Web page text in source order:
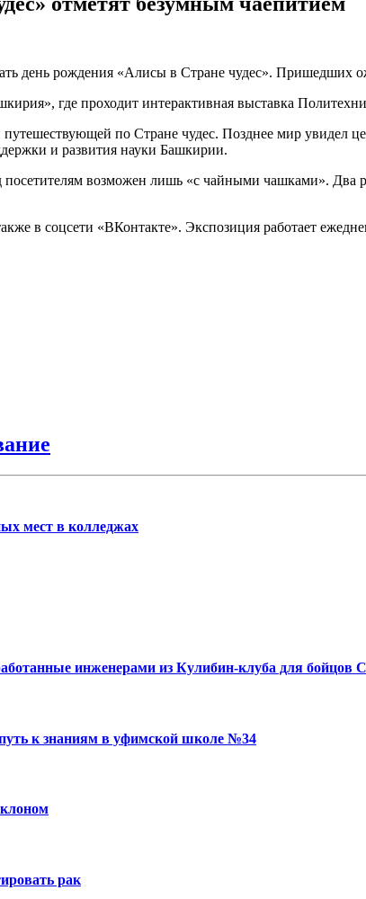
день рождения «Алисы в Стране чудес». Пришедших
где проходит интерактивная выставка
по Стране чудес. Позднее мир увидел
и развития науки Башкирии.
посетителям возможен лишь «с чайными чашками».
в соцсети «ВКонтакте». Экспозиция работает
мест в колледжах
инженерами из Кулибин-клуба для бойцов
к знаниям в уфимской школе №34
рак